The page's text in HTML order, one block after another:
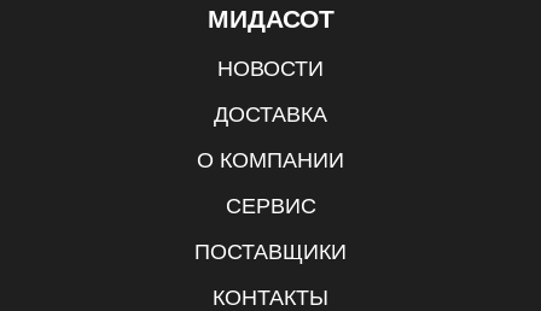
МИДАСОТ
НОВОСТИ
ДОСТАВКА
О КОМПАНИИ
СЕРВИС
ПОСТАВЩИКИ
КОНТАКТЫ